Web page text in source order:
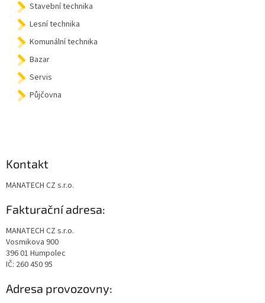
Stavební technika
Lesní technika
Komunální technika
Bazar
Servis
Půjčovna
Kontakt
MANATECH CZ s.r.o.
Fakturační adresa:
MANATECH CZ s.r.o.
Vosmikova 900
396 01 Humpolec
IČ: 260 450 95
Adresa provozovny: